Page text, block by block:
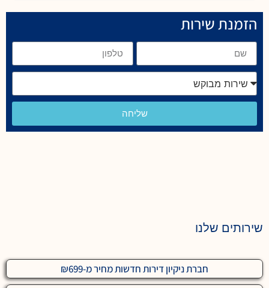
הזמנת שירות
שליחה
שירותים שלנו
חברת ניקיון דירות חדשות מחיר מ-₪699